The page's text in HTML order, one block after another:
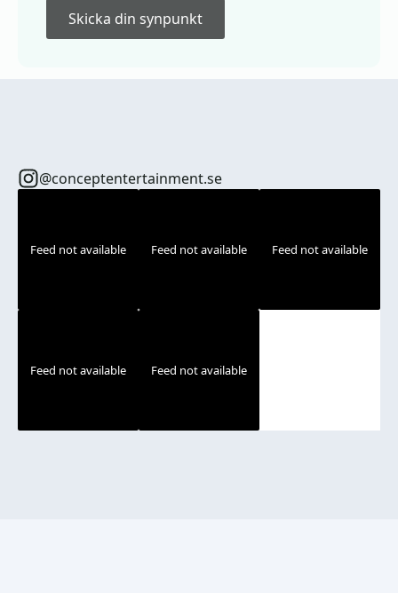
Skicka din synpunkt
@conceptentertainment.se
Feed not available Feed not available Feed not available
Feed not available Feed not available